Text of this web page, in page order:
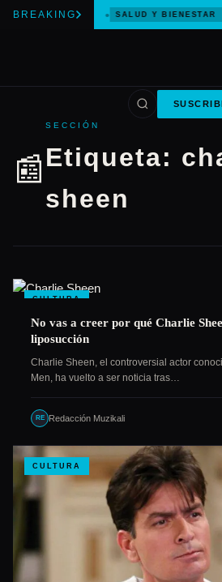
BREAKING SALUD Y BIENESTAR
📰
SECCIÓN
Etiqueta:
sheen
CULTURA
No vas a creer por qué Charlie
liposucción
Charlie Sheen, el controversial actor
Men, ha vuelto a ser noticia tras…
RE Redacción Muzikali
CULTURA